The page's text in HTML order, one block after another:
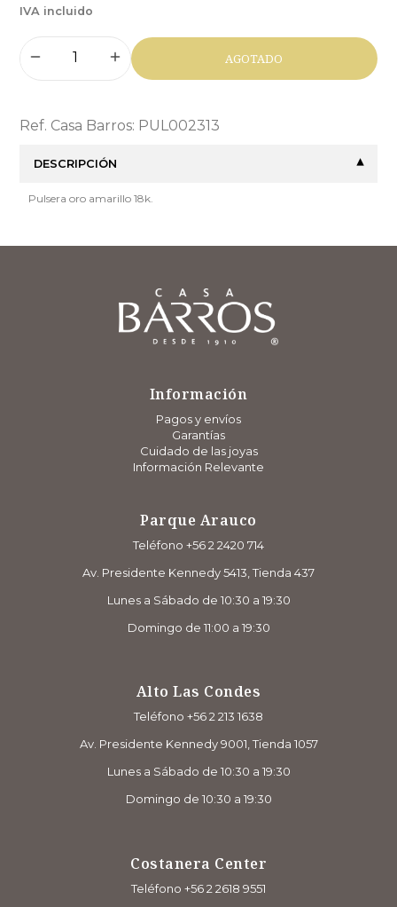
IVA incluido
AGOTADO
Ref. Casa Barros: PUL002313
DESCRIPCIÓN
Pulsera oro amarillo 18k.
Información
Pagos y envíos
Garantías
Cuidado de las joyas
Información Relevante
Parque Arauco
Teléfono +56 2 2420 714
Av. Presidente Kennedy 5413, Tienda 437
Lunes a Sábado de 10:30 a 19:30
Domingo de 11:00 a 19:30
Alto Las Condes
Teléfono +56 2 213 1638
Av. Presidente Kennedy 9001, Tienda 1057
Lunes a Sábado de 10:30 a 19:30
Domingo de 10:30 a 19:30
Costanera Center
Teléfono +56 2 2618 9551